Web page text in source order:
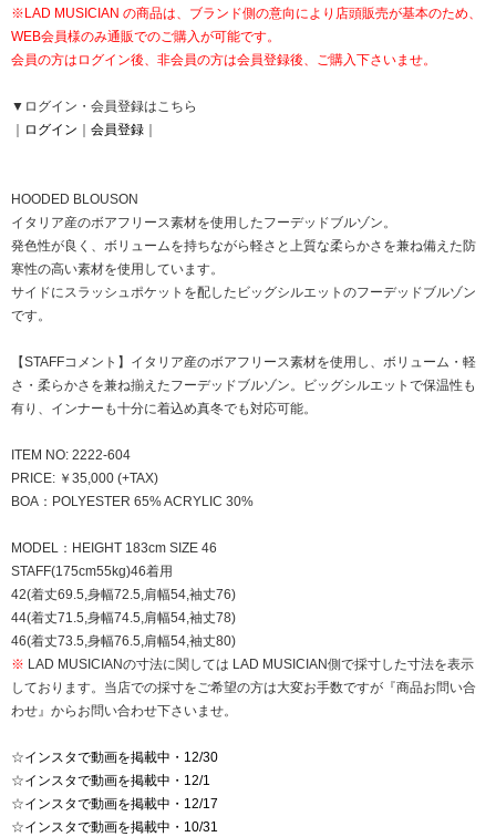
※LAD MUSICIAN の商品は、ブランド側の意向により店頭販売が基本のため、
WEB会員様のみ通販でのご購入が可能です。
会員の方はログイン後、非会員の方は会員登録後、ご購入下さいませ。
▼ログイン・会員登録はこちら
ログイン 会員登録
HOODED BLOUSON
イタリア産のボアフリース素材を使用したフーデッドブルゾン。
発色性が良く、ボリュームを持ちながら軽さと上質な柔らかさを兼ね備えた防
寒性の高い素材を使用しています。
サイドにスラッシュポケットを配したビッグシルエットのフーデッドブルゾン
です。
【STAFFコメント】イタリア産のボアフリース素材を使用し、ボリューム・軽
さ・柔らかさを兼ね揃えたフーデッドブルゾン。ビッグシルエットで保温性も
有り、インナーも十分に着込め真冬でも対応可能。
ITEM NO: 2222-604
PRICE: ￥35,000 (+TAX)
BOA：POLYESTER 65% ACRYLIC 30%
MODEL：HEIGHT 183cm SIZE 46
STAFF(175cm55kg)46着用
42(着丈69.5,身幅72.5,肩幅54,袖丈76)
44(着丈71.5,身幅74.5,肩幅54,袖丈78)
46(着丈73.5,身幅76.5,肩幅54,袖丈80)
※ LAD MUSICIANの寸法に関しては LAD MUSICIAN側で採寸した寸法を表示
しております。当店での採寸をご希望の方は大変お手数ですが『商品お問い合
わせ』からお問い合わせ下さいませ。
☆インスタで動画を掲載中・12/30
☆インスタで動画を掲載中・12/1
☆インスタで動画を掲載中・12/17
☆インスタで動画を掲載中・10/31